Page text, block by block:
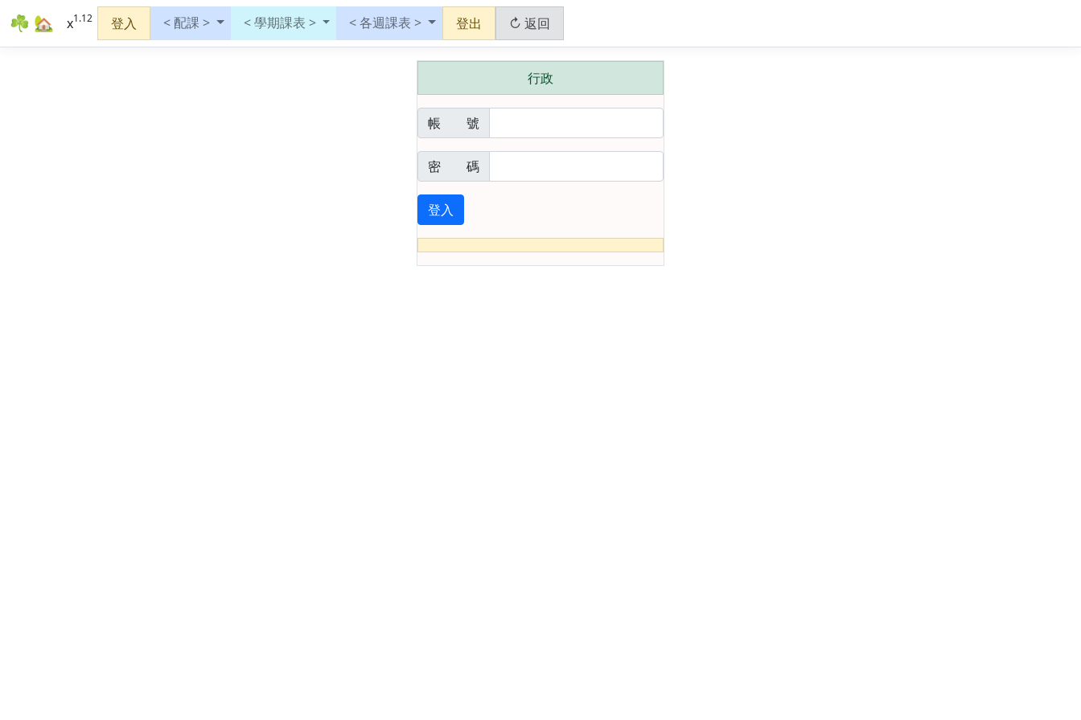
☘ 🏡 x1.12 登入 < 配課 > < 學期課表 > < 各週課表 > 登出 ↻ 返回
行政
帳 號
密 碼
登入